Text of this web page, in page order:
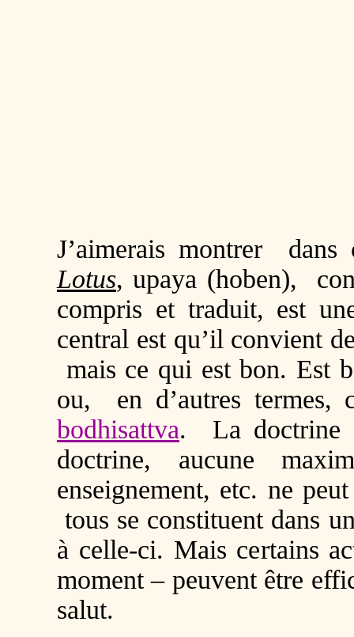
J’aimerais montrer
Lotus, upaya (hoben),
compris et traduit, est
central est qu’il convient
mais ce qui est bon. Est
ou, en d’autres
bodhisattva. La doctrine
doctrine, aucune
enseignement, etc. ne
tous se constituent dans
à celle-ci. Mais certains
moment ‒ peuvent être
salut.